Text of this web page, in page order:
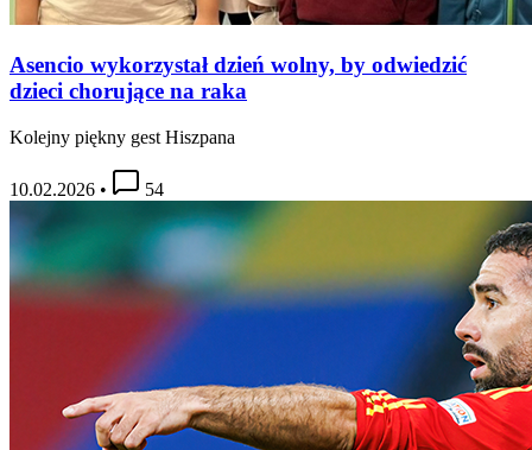
Asencio wykorzystał dzień wolny, by odwiedzić
dzieci chorujące na raka
Kolejny piękny gest Hiszpana
10.02.2026 • 54